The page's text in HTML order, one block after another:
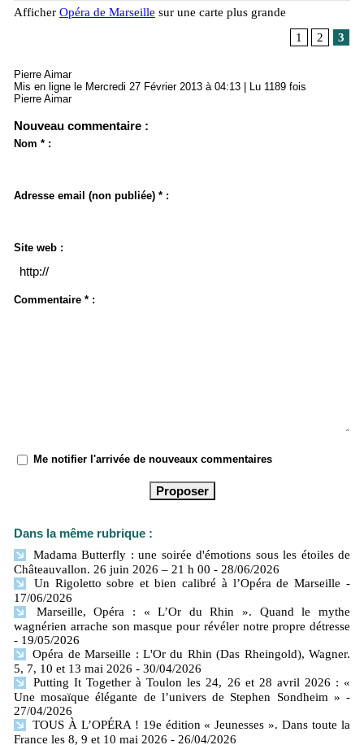
Afficher Opéra de Marseille sur une carte plus grande
1
2 3
Pierre Aimar
Mis en ligne le Mercredi 27 Février 2013 à 04:13 | Lu 1189 fois
Pierre Aimar
Nouveau commentaire :
Nom * :
Adresse email (non publiée) * :
Site web :
Commentaire * :
Me notifier l'arrivée de nouveaux commentaires
Dans la même rubrique :
Madama Butterfly : une soirée d'émotions sous les étoiles de
Châteauvallon. 26 juin 2026 – 21 h 00 - 28/06/2026
Un Rigoletto sobre et bien calibré à l’Opéra de Marseille -
17/06/2026
Marseille, Opéra : « L’Or du Rhin ». Quand le mythe
wagnérien arrache son masque pour révéler notre propre détresse
- 19/05/2026
Opéra de Marseille : L'Or du Rhin (Das Rheingold), Wagner.
5, 7, 10 et 13 mai 2026 - 30/04/2026
Putting It Together à Toulon les 24, 26 et 28 avril 2026 : «
Une mosaïque élégante de l’univers de Stephen Sondheim » -
27/04/2026
TOUS À L’OPÉRA ! 19e édition « Jeunesses ». Dans toute la
France les 8, 9 et 10 mai 2026 - 26/04/2026